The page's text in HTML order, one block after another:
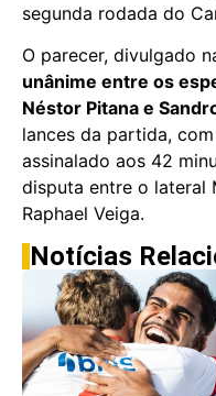
segunda rodada do
O parecer, divulgado
unânime entre os
Néstor Pitana e
lances da partida,
assinalado aos 42
disputa entre o lateral
Raphael Veiga.
Notícias